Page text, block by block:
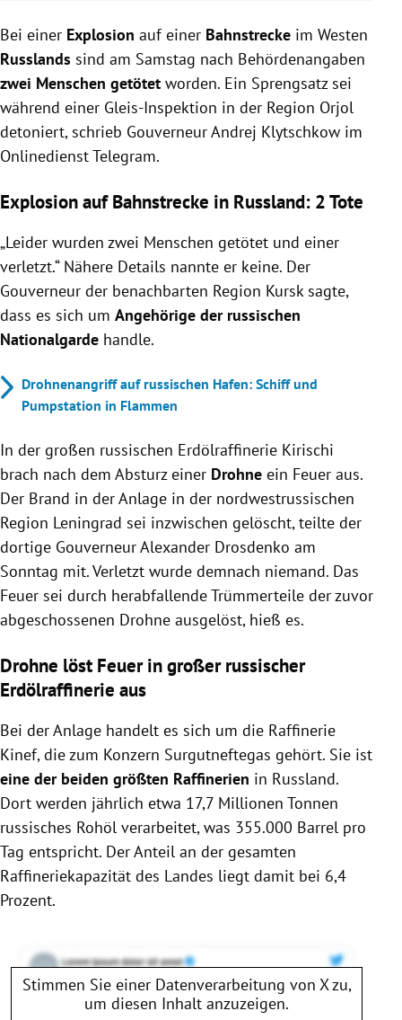
Region Orjol wurden zwei Angehörige der
russischen Nationalgarde getötet und einer verletzt.
Nach einem Drohnenabsturz brach in der großen
russischen Erdölraffinerie Kirischi ein Feuer aus, das
inzwischen gelöscht wurde.
Ukrainische Angriffe auf russische Raffinerien und
Eisenbahnstrecken nehmen zu, was zu
führt.
Bei einer Explosion auf einer Bahnstrecke im Westen
Russlands sind am Samstag nach Behördenangaben
zwei Menschen getötet worden. Ein Sprengsatz sei
während einer Gleis-Inspektion in der Region Orjol
detoniert, schrieb Gouverneur Andrej Klytschkow im
Onlinedienst Telegram.
Explosion auf Bahnstrecke in Russland: 2 Tote
„Leider wurden zwei Menschen getötet und einer
verletzt.“ Nähere Details nannte er keine. Der
Gouverneur der benachbarten Region Kursk sagte,
dass es sich um Angehörige der russischen
Nationalgarde handle.
Drohnenangriff auf russischen Hafen: Schiff und
Pumpstation in Flammen
In der großen russischen Erdölraffinerie Kirischi
brach nach dem Absturz einer Drohne ein Feuer aus.
Der Brand in der Anlage in der nordwestrussischen
Region Leningrad sei inzwischen gelöscht, teilte der
dortige Gouverneur Alexander Drosdenko am
Sonntag mit. Verletzt wurde demnach niemand. Das
Feuer sei durch herabfallende Trümmerteile der zuvor
abgeschossenen Drohne ausgelöst, hieß es.
Drohne löst Feuer in großer russischer
Erdölraffinerie aus
Bei der Anlage handelt es sich um die Raffinerie
Kinef, die zum Konzern Surgutneftegas gehört. Sie ist
eine der beiden größten Raffinerien in Russland.
Dort werden jährlich etwa 17,7 Millionen Tonnen
russisches Rohöl verarbeitet, was 355.000 Barrel pro
Tag entspricht. Der Anteil an der gesamten
Raffineriekapazität des Landes liegt damit bei 6,4
Prozent.
Stimmen Sie einer Datenverarbeitung von Xzu,
um diesen Inhalt anzuzeigen.